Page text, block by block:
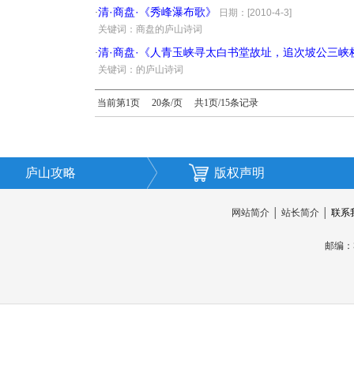
·清·商盘·《秀峰瀑布歌》
日期：[2010-4-3]
关键词：商盘的庐山诗词
·清·商盘·《人青玉峡寻太白书堂故址，追次坡公三峡
关键词：的庐山诗词
当前第1页 20条/页 共1页/15条记录
庐山攻略 版权声明
网站简介│ 站长简介│ 联系
邮编